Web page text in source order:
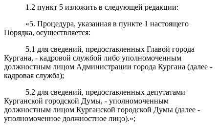
1.2 пункт 5 изложить в следующей редакции:
«5. Процедура, указанная в пункте 1 настоящего
Порядка, осуществляется:
5.1 для сведений, предоставленных Главой города
Кургана, - кадровой службой либо уполномоченным
должностным лицом Администрации города Кургана (далее -
кадровая служба);
5.2 для сведений, предоставленных депутатами
Курганской городской Думы, - уполномоченным
должностным лицом Курганской городской Думы (далее -
уполномоченное должностное лицо).»;